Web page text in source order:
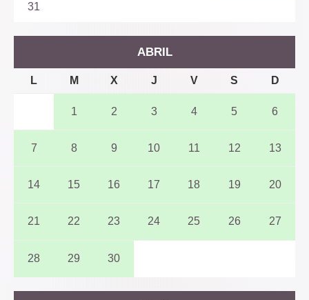
31
ABRIL
L M X J V S D
1 2 3 4 5 6
7 8 9 10 11 12 13
14 15 16 17 18 19 20
21 22 23 24 25 26 27
28 29 30